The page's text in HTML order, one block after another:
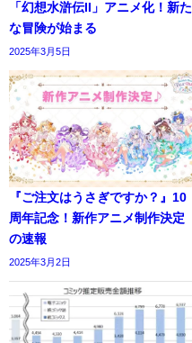
「幻想水滸伝II」アニメ化！新た
な冒険が始まる
2025年3月5日
『ご注文はうさぎですか？』10
周年記念！新作アニメ制作決定
の速報
2025年3月2日